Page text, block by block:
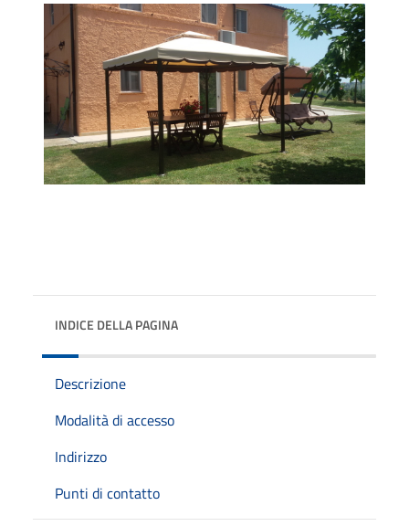
INDICE DELLA PAGINA
Descrizione
Modalità di accesso
Indirizzo
Punti di contatto